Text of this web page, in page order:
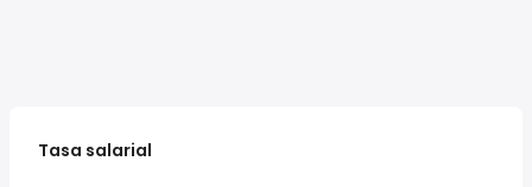
Tasa salarial